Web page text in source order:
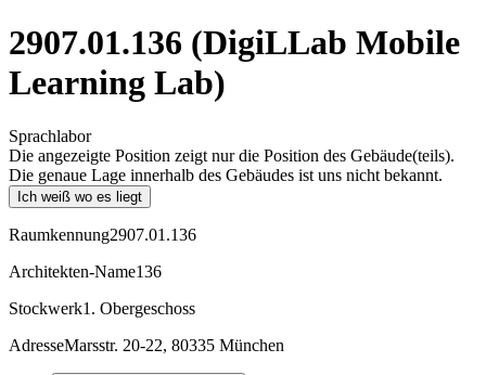
2907.01.136 (DigiLLab Mobile
Learning Lab)
Sprachlabor
Die angezeigte Position zeigt nur die Position des Gebäude(teils).
Die genaue Lage innerhalb des Gebäudes ist uns nicht bekannt.
Ich weiß wo es liegt
Raumkennung2907.01.136
Architekten-Name136
Stockwerk1. Obergeschoss
AdresseMarsstr. 20-22, 80335 München